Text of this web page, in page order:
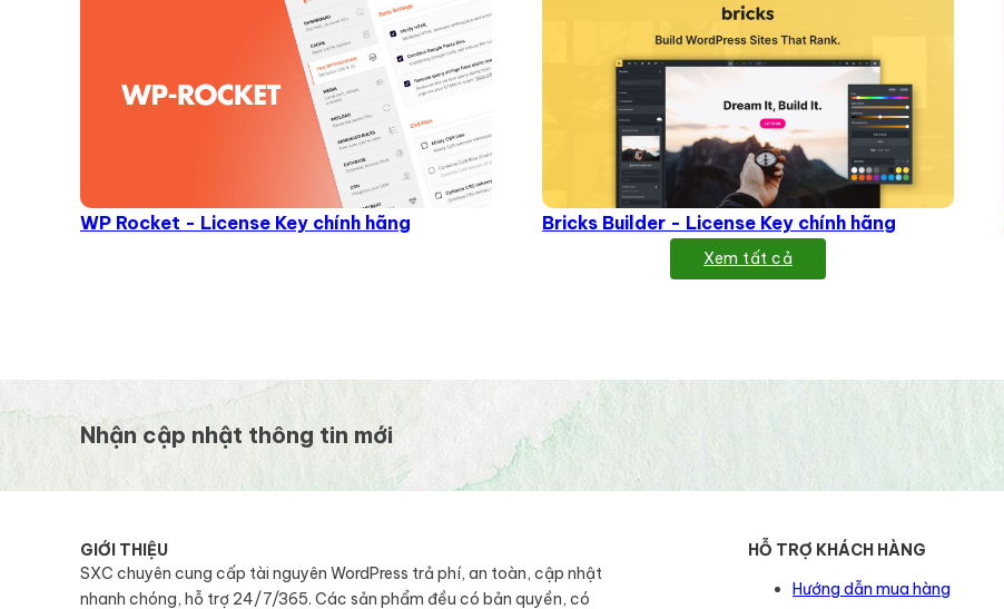
WP Rocket - License Key chính hãng Bricks Builder - License Key chính hãng
Xem tất cả
Nhận cập nhật thông tin mới
GIỚI THIỆU
SXC chuyên cung cấp tài nguyên WordPress trả phí, an toàn, cập nhật
nhanh chóng, hỗ trợ 24/7/365. Các sản phẩm đều có bản quyền, có
HỖ TRỢ KHÁCH HÀNG
Hướng dẫn mua hàng